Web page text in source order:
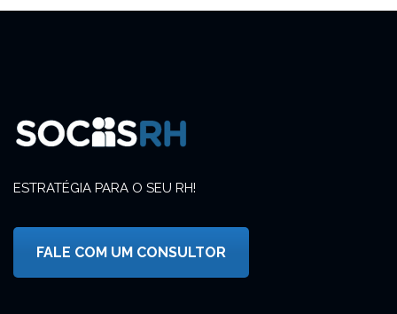
ESTRATÉGIA PARA O SEU RH!
FALE COM UM CONSULTOR